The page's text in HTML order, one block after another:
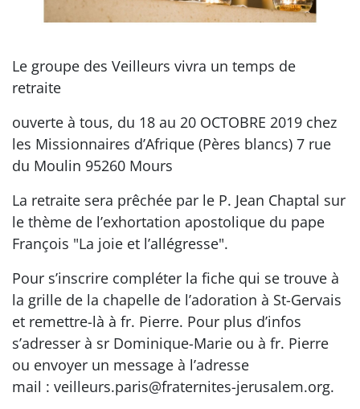
Le groupe des Veilleurs vivra un temps de
retraite
ouverte à tous, du 18 au 20 OCTOBRE 2019 chez
les Missionnaires d’Afrique (Pères blancs) 7 rue
du Moulin 95260 Mours
La retraite sera prêchée par le P. Jean Chaptal sur
le thème de l’exhortation apostolique du pape
François "La joie et l’allégresse".
Pour s’inscrire compléter la fiche qui se trouve à
la grille de la chapelle de l’adoration à St-Gervais
et remettre-là à fr. Pierre. Pour plus d’infos
s’adresser à sr Dominique-Marie ou à fr. Pierre
ou envoyer un message à l’adresse
mail : veilleurs.paris@fraternites-jerusalem.org.